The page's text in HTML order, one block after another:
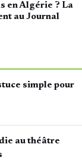
en Algérie ? La
au Journal
simple pour
au théâtre